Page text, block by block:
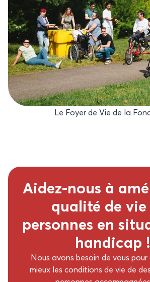
Le Foyer de Vie de la
Aidez-nous à
qualité de vie
personnes en
handicap !
Nous avons besoin de vous
mieux les conditions de vie de